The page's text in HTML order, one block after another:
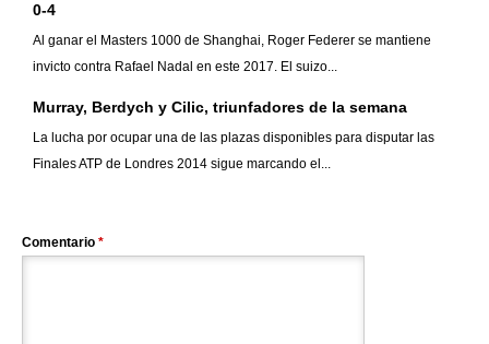
0-4
Al ganar el Masters 1000 de Shanghai, Roger Federer se mantiene
invicto contra Rafael Nadal en este 2017. El suizo...
Murray, Berdych y Cilic, triunfadores de la semana
La lucha por ocupar una de las plazas disponibles para disputar las
Finales ATP de Londres 2014 sigue marcando el...
Comentario *